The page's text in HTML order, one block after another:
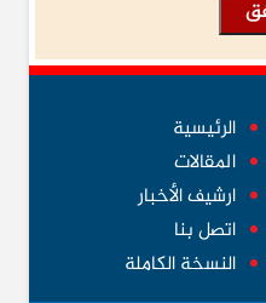
الرئيسية
المقالات
ارشيف الأخبار
اتصل بنا
النسخة الكاملة